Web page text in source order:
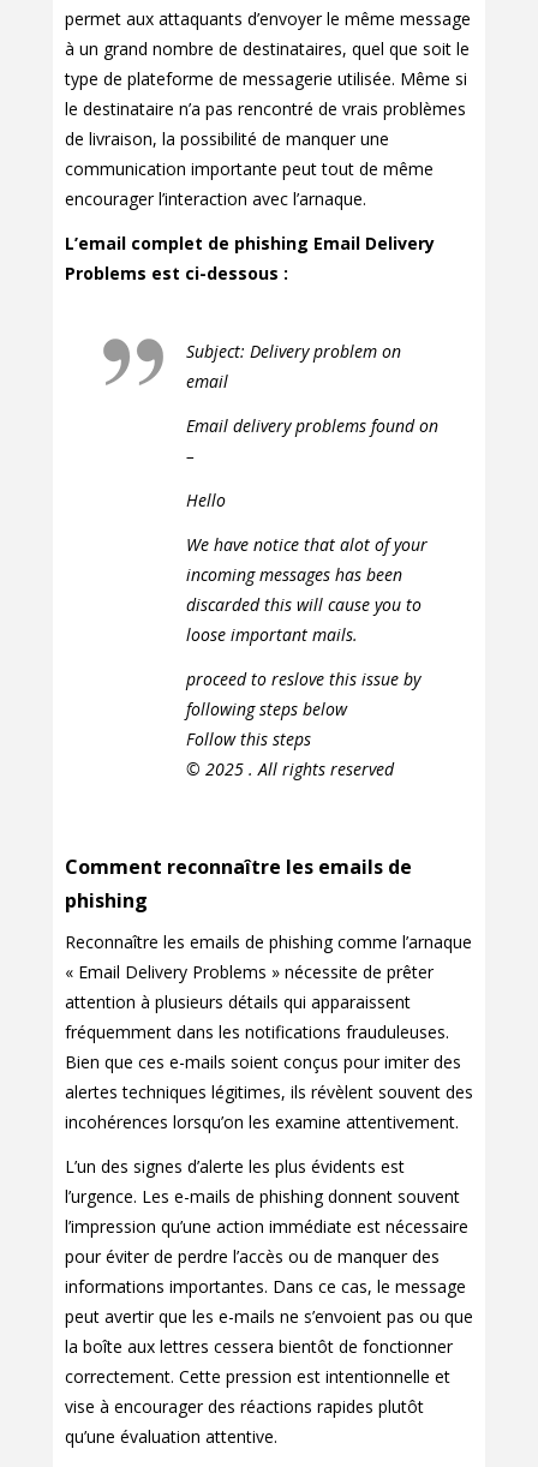
permet aux attaquants d’envoyer le même message
à un grand nombre de destinataires, quel que soit le
type de plateforme de messagerie utilisée. Même si
le destinataire n’a pas rencontré de vrais problèmes
de livraison, la possibilité de manquer une
communication importante peut tout de même
encourager l’interaction avec l’arnaque.
L’email complet de phishing Email Delivery
Problems est ci-dessous :
Subject: Delivery problem on
email
Email delivery problems found on
–
Hello
We have notice that alot of your
incoming messages has been
discarded this will cause you to
loose important mails.
proceed to reslove this issue by
following steps below
Follow this steps
© 2025 . All rights reserved
Comment reconnaître les emails de
phishing
Reconnaître les emails de phishing comme l’arnaque
« Email Delivery Problems » nécessite de prêter
attention à plusieurs détails qui apparaissent
fréquemment dans les notifications frauduleuses.
Bien que ces e-mails soient conçus pour imiter des
alertes techniques légitimes, ils révèlent souvent des
incohérences lorsqu’on les examine attentivement.
L’un des signes d’alerte les plus évidents est
l’urgence. Les e-mails de phishing donnent souvent
l’impression qu’une action immédiate est nécessaire
pour éviter de perdre l’accès ou de manquer des
informations importantes. Dans ce cas, le message
peut avertir que les e-mails ne s’envoient pas ou que
la boîte aux lettres cessera bientôt de fonctionner
correctement. Cette pression est intentionnelle et
vise à encourager des réactions rapides plutôt
qu’une évaluation attentive.